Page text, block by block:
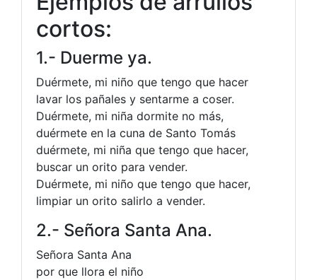
cortos:
1.- Duerme ya.
Duérmete, mi niño que tengo que hacer
lavar los pañales y sentarme a coser.
Duérmete, mi niña dormite no más,
duérmete en la cuna de Santo Tomás
duérmete, mi niña que tengo que hacer,
buscar un orito para vender.
Duérmete, mi niño que tengo que hacer,
limpiar un orito salirlo a vender.
2.- Señora Santa Ana.
Señora Santa Ana
por que llora el niño